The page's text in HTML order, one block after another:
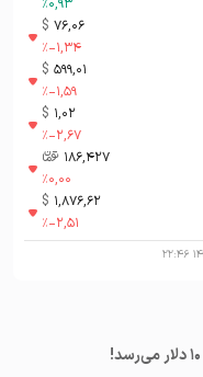
%0,93
76,06
$
%-1,34
599,01
$
%-1,59
1,02
$
%-2,67
186,427 تومان-ء
%0,00
1,876,62
$
%-2,51